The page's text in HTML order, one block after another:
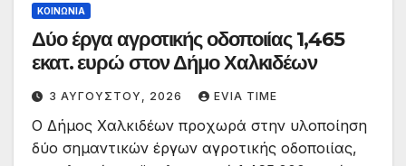
ΚΟΙΝΩΝΙΑ
Δύο έργα αγροτικής οδοποιίας 1,465
εκατ. ευρώ στον Δήμο Χαλκιδέων
3 ΑΥΓΟΎΣΤΟΥ, 2026 EVIA TIME
Ο Δήμος Χαλκιδέων προχωρά στην υλοποίηση
δύο σημαντικών έργων αγροτικής οδοποιίας,